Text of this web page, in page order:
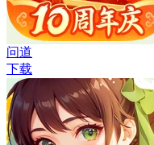
问道
下载